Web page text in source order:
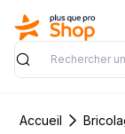
Rechercher
Accueil